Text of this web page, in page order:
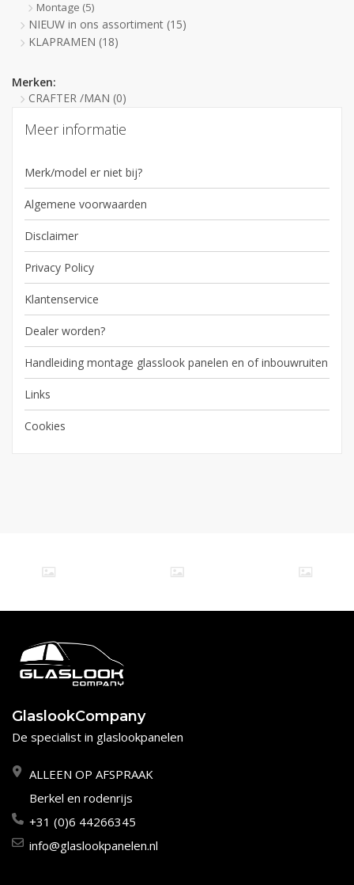
Montage (5)
NIEUW in ons assortiment (15)
KLAPRAMEN (18)
Merken:
CRAFTER /MAN (0)
Meer informatie
Merk/model er niet bij?
Algemene voorwaarden
Disclaimer
Privacy Policy
Klantenservice
Dealer worden?
Handleiding montage glasslook panelen en of inbouwruiten
Links
Cookies
GlaslookCompany
De specialist in glaslookpanelen
ALLEEN OP AFSPRAAK
Berkel en rodenrijs
+31 (0)6 44266345
info@glaslookpanelen.nl